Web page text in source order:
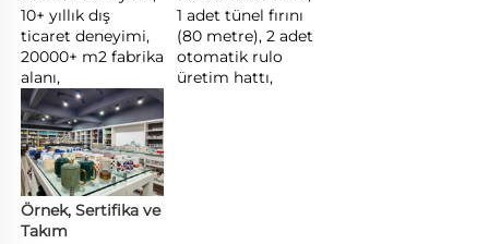
10+ yıllık dış
ticaret deneyimi,
20000+ m2 fabrika
alanı,
1 adet tünel fırını
(80 metre), 2 adet
otomatik rulo
üretim hattı,
Örnek, Sertifika ve
Takım